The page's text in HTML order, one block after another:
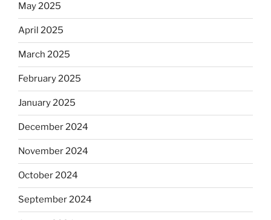
May 2025
April 2025
March 2025
February 2025
January 2025
December 2024
November 2024
October 2024
September 2024